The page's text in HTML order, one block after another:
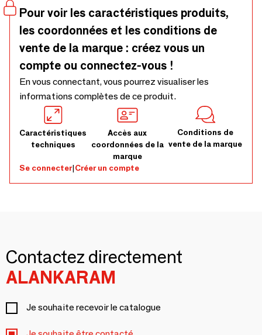
Pour voir les caractéristiques produits,
les coordonnées et les conditions de
vente de la marque : créez vous un
compte ou connectez-vous !
En vous connectant, vous pourrez visualiser les
informations complètes de ce produit.
Caractéristiques
techniques
Accès aux
coordonnées de la
marque
Conditions de
vente de la marque
Se connecter|Créer un compte
Contactez directement
ALANKARAM
Je souhaite recevoir le catalogue